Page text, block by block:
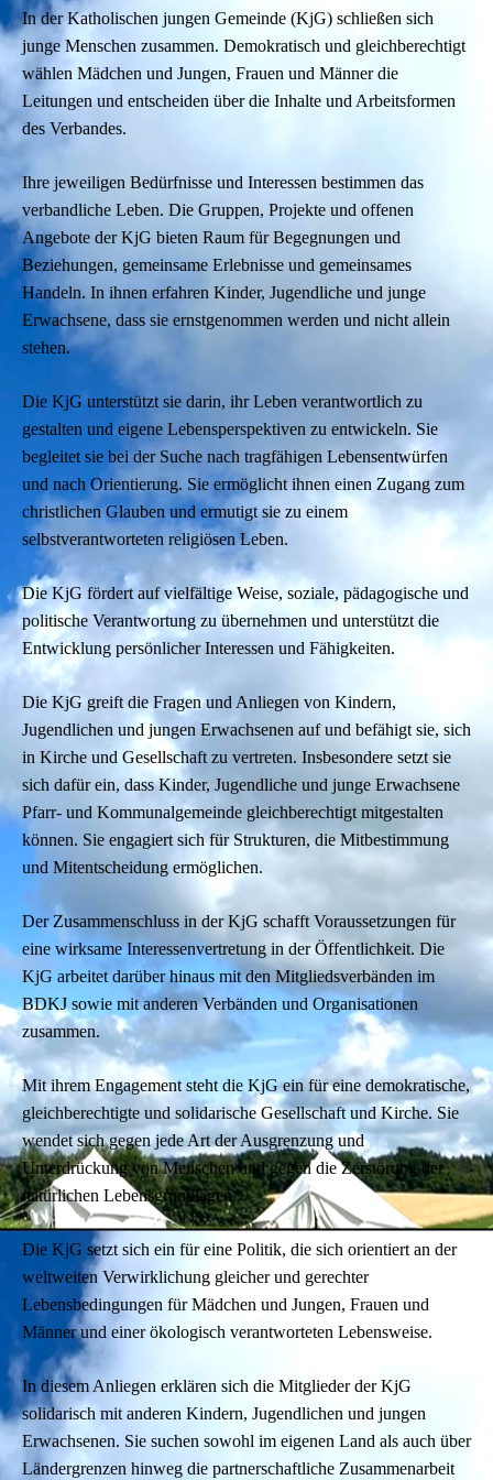
In der Katholischen jungen Gemeinde (KjG) schließen sich
junge Menschen zusammen. Demokratisch und gleichberechtigt
wählen Mädchen und Jungen, Frauen und Männer die
Leitungen und entscheiden über die Inhalte und Arbeitsformen
des Verbandes.
Ihre jeweiligen Bedürfnisse und Interessen bestimmen das
verbandliche Leben. Die Gruppen, Projekte und offenen
Angebote der KjG bieten Raum für Begegnungen und
Beziehungen, gemeinsame Erlebnisse und gemeinsames
Handeln. In ihnen erfahren Kinder, Jugendliche und junge
Erwachsene, dass sie ernstgenommen werden und nicht allein
stehen.
Die KjG unterstützt sie darin, ihr Leben verantwortlich zu
gestalten und eigene Lebensperspektiven zu entwickeln. Sie
begleitet sie bei der Suche nach tragfähigen Lebensentwürfen
und nach Orientierung. Sie ermöglicht ihnen einen Zugang zum
christlichen Glauben und ermutigt sie zu einem
selbstverantworteten religiösen Leben.
Die KjG fördert auf vielfältige Weise, soziale, pädagogische und
politische Verantwortung zu übernehmen und unterstützt die
Entwicklung persönlicher Interessen und Fähigkeiten.
Die KjG greift die Fragen und Anliegen von Kindern,
Jugendlichen und jungen Erwachsenen auf und befähigt sie, sich
in Kirche und Gesellschaft zu vertreten. Insbesondere setzt sie
sich dafür ein, dass Kinder, Jugendliche und junge Erwachsene
Pfarr- und Kommunalgemeinde gleichberechtigt mitgestalten
können. Sie engagiert sich für Strukturen, die Mitbestimmung
und Mitentscheidung ermöglichen.
Der Zusammenschluss in der KjG schafft Voraussetzungen für
eine wirksame Interessenvertretung in der Öffentlichkeit. Die
KjG arbeitet darüber hinaus mit den Mitgliedsverbänden im
BDKJ sowie mit anderen Verbänden und Organisationen
zusammen.
Mit ihrem Engagement steht die KjG ein für eine demokratische,
gleichberechtigte und solidarische Gesellschaft und Kirche. Sie
wendet sich gegen jede Art der Ausgrenzung und
Unterdrückung von Menschen und gegen die Zerstörung der
natürlichen Lebensgrundlagen.
Die KjG setzt sich ein für eine Politik, die sich orientiert an der
weltweiten Verwirklichung gleicher und gerechter
Lebensbedingungen für Mädchen und Jungen, Frauen und
Männer und einer ökologisch verantworteten Lebensweise.
In diesem Anliegen erklären sich die Mitglieder der KjG
solidarisch mit anderen Kindern, Jugendlichen und jungen
Erwachsenen. Sie suchen sowohl im eigenen Land als auch über
Ländergrenzen hinweg die partnerschaftliche Zusammenarbeit